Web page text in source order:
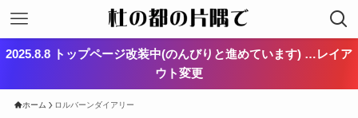
2025.8.8 トップページ改装中(のんびりと進めています) …レイア
ウト変更
ホーム ロルバーンダイアリー